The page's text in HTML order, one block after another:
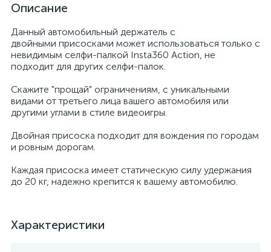
Описание
Данный автомобильный держатель с
двойными присосками может использоваться только с
невидимым селфи-палкой Insta360 Action, не
подходит для других селфи-палок.
Скажите "прощай" ограничениям, с уникальными
видами от третьего лица вашего автомобиля или
другими углами в стиле видеоигры.
Двойная присоска подходит для вождения по городам
и ровным дорогам.
Каждая присоска имеет статическую силу удержания
до 20 кг, надежно крепится к вашему автомобилю.
Характеристики